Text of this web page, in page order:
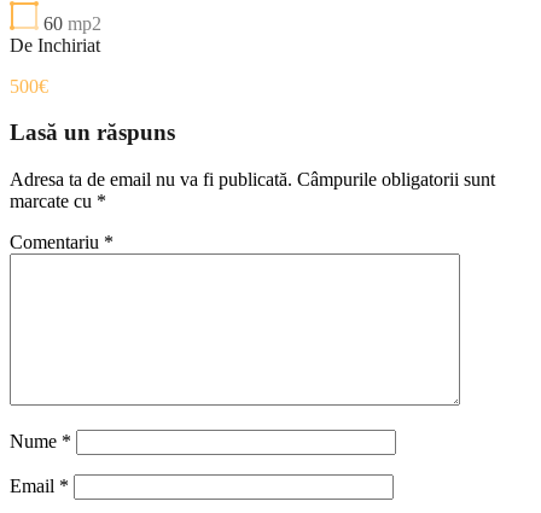
60 mp2
De Inchiriat
500€
Lasă un răspuns
Adresa ta de email nu va fi publicată. Câmpurile obligatorii sunt
marcate cu *
Comentariu *
Nume *
Email *